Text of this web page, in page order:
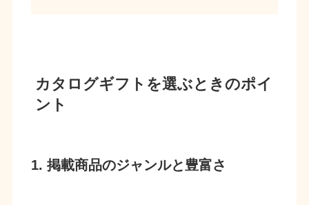
カタログギフトを選ぶときのポイ
ント
1. 掲載商品のジャンルと豊富さ